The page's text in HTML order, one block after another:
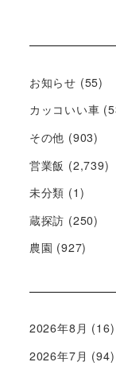
お知らせ (55)
カッコいい車
その他 (903)
営業飯 (2,739)
未分類 (1)
蔵探訪 (250)
農園 (927)
2026年8月 (16)
2026年7月 (94)